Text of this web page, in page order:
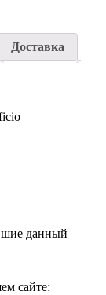
Доставка
данный
сайте: